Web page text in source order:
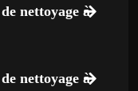
nettoyage à
nettoyage à